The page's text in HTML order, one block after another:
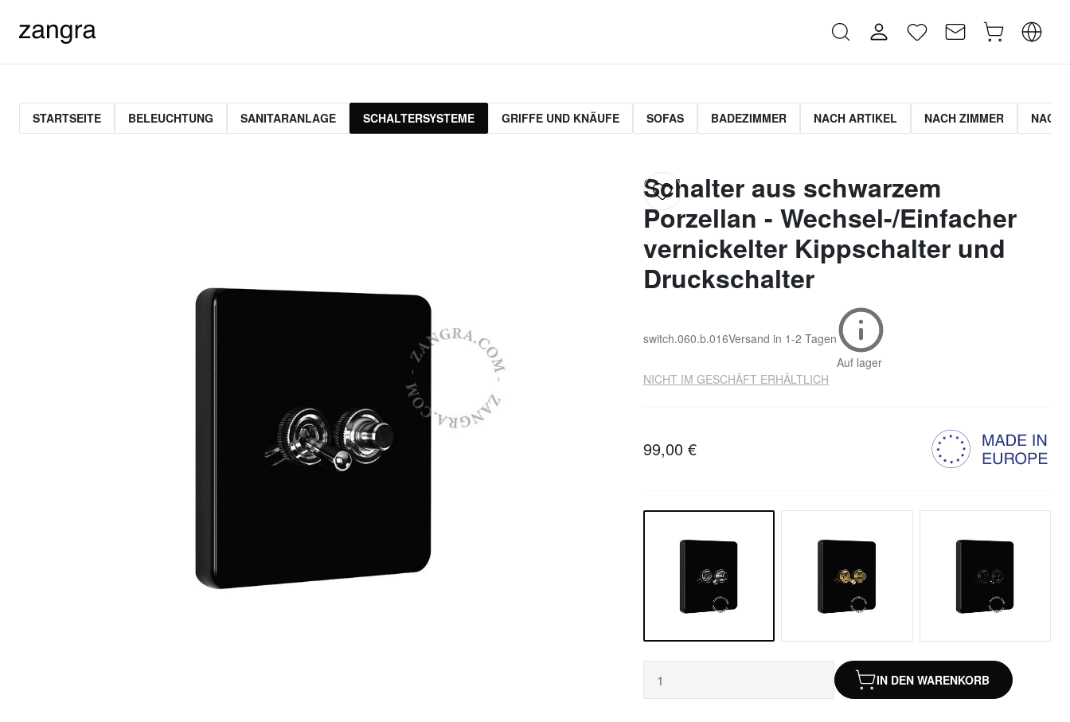
STARTSEITE BELEUCHTUNG SANITARANLAGE SCHALTERSYSTEME GRIFFE UND KNÄUFE SOFAS BADEZIMMER NACH ARTIKEL NACH ZIMMER NACH
Schalter aus schwarzem
Porzellan - Wechsel-/Einfacher
vernickelter Kippschalter und
Druckschalter
switch.060.b.016Versand in 1-2 Tagen
Auf lager
NICHT IM GESCHÄFT ERHÄLTLICH
99,00 €
IN DEN WARENKORB